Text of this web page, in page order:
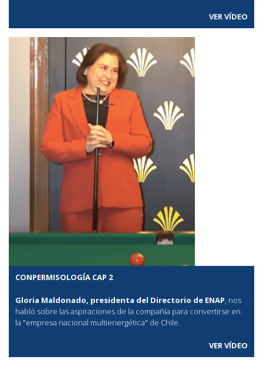
VER VÍDEO
CONPERMISOLOGÍA CAP 2
Gloria Maldonado, presidenta del Directorio de ENAP, nos
habló sobre las aspiraciones de la compañía para convertirse en
la "empresa nacional multienergética" de Chile.
VER VÍDEO